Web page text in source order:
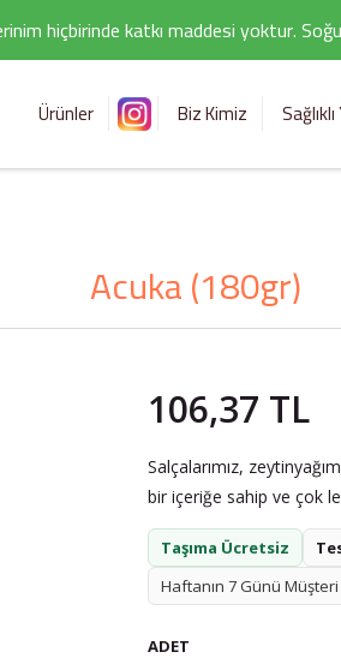
hiçbirinde katkı maddesi yoktur.
Ürünler Biz Kimiz
Acuka (180gr)
106,37 TL
Salçalarımız,
bir içeriğe sahip ve çok
Taşıma Ücretsiz
Haftanın 7 Günü
ADET